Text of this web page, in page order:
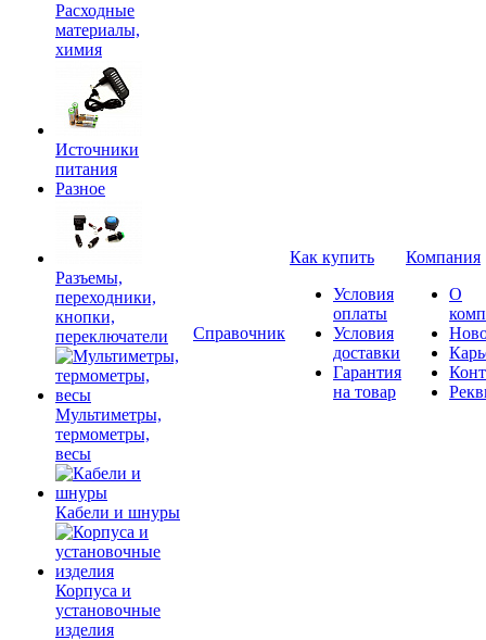
Расходные
материалы,
химия
Источники
питания
Разное
Разъемы,
переходники,
кнопки,
переключатели
Мультиметры,
термометры,
весы
Кабели и шнуры
Корпуса и
установочные
изделия
Справочник
Как купить
Условия
оплаты
Условия
доставки
Гарантия
на товар
Компания
О